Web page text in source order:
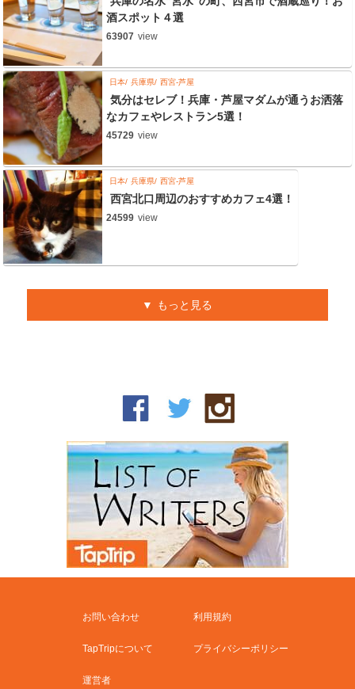
酒スポット４選
63907 view
日本 兵庫県 西宮-芦屋
気分はセレブ！兵庫・芦屋マダムが通うお洒落
なカフェやレストラン5選！
45729 view
日本 兵庫県 西宮-芦屋
西宮北口周辺のおすすめカフェ4選！
24599 view
もっと見る
お問い合わせ 利用規約
TapTripについて プライバシーポリシー
運営者